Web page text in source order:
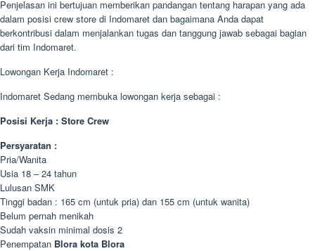
Penjelasan ini bertujuan memberikan pandangan tentang harapan yang ada
dalam posisi crew store di Indomaret dan bagaimana Anda dapat
berkontribusi dalam menjalankan tugas dan tanggung jawab sebagai bagian
dari tim Indomaret.
Lowongan Kerja Indomaret :
Indomaret Sedang membuka lowongan kerja sebagai :
Posisi Kerja : Store Crew
Persyaratan :
Pria/Wanita
Usia 18 – 24 tahun
Lulusan SMK
Tinggi badan : 165 cm (untuk pria) dan 155 cm (untuk wanita)
Belum pernah menikah
Sudah vaksin minimal dosis 2
Penempatan Blora kota Blora